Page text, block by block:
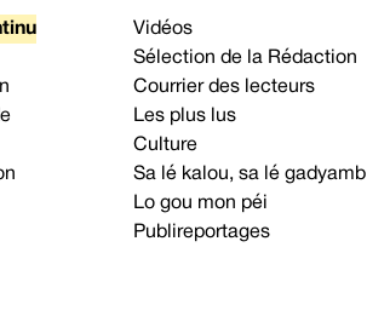
Vidéos
Sélection de la Rédaction
Courrier des lecteurs
Les plus lus
Culture
Sa lé kalou, sa lé gadyamb
Lo gou mon péi
Publireportages